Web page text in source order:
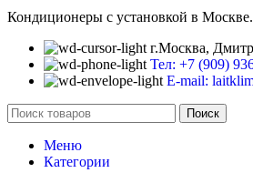
Кондиционеры с установкой в Москве.
г.Москва,
Тел: +7 (909)
E-mail:
Поиск
Меню
Категории